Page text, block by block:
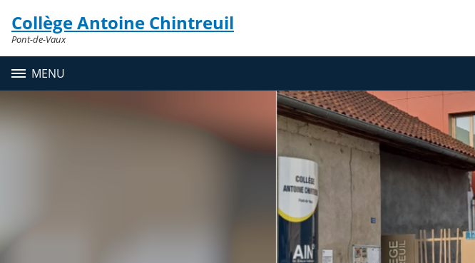
Contenu
Collège Antoine Chintreuil
Pont-de-Vaux
MENU